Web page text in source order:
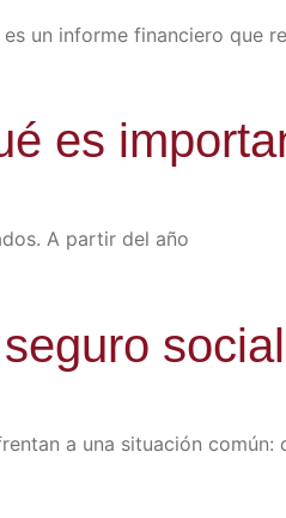
un informe financiero que
es
A partir del año
a una situación común: